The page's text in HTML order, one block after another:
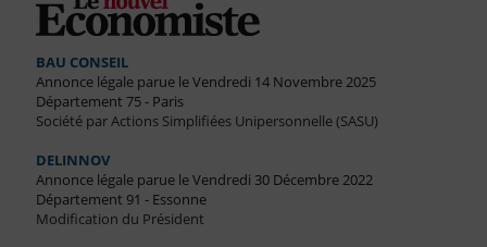
BAU CONSEIL
Annonce légale parue le Vendredi 14 Novembre 2025
Département 75 - Paris
Société par Actions Simplifiées Unipersonnelle (SASU)
DELINNOV
Annonce légale parue le Vendredi 30 Décembre 2022
Département 91 - Essonne
Modification du Président